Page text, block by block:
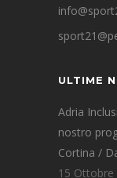
ULTIME
Adria
nostro
Cortina /
15 Ottobre